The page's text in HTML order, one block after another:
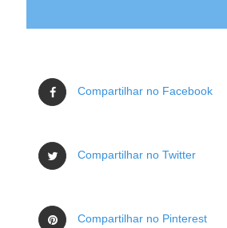
Compartilhar no Facebook
Compartilhar no Twitter
Compartilhar no Pinterest